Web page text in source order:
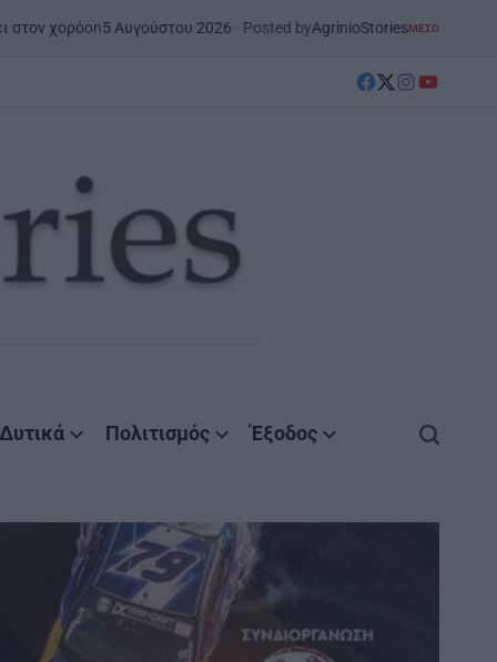
2026 Posted by AgrinioStories POSTED
ΜΕΣΟΛΌΓΓΙΣΤΗΝ ΑΙΤΩΛΟΑΚΑΡΝΑΝΊΑ
facebook
Twitter
instagram
YouTube
Δυτικά Πολιτισμός Έξοδος